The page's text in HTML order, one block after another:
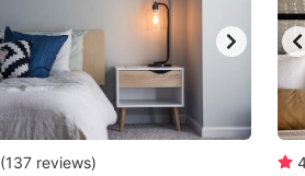
for
changing
dates.
(137 reviews)